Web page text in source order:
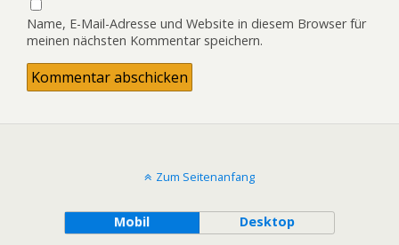
Name, E-Mail-Adresse und Website in diesem Browser für
meinen nächsten Kommentar speichern.
Zum Seitenanfang
Mobil Desktop